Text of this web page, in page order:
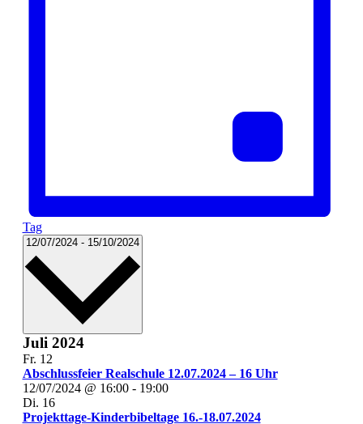
Tag
12/07/2024 - 15/10/2024 Datum
Juli 2024
Fr. 12
Abschlussfeier Realschule 12.07.2024 – 16 Uhr
12/07/2024 @ 16:00- 19:00
Di. 16
Projekttage-Kinderbibeltage 16.-18.07.2024